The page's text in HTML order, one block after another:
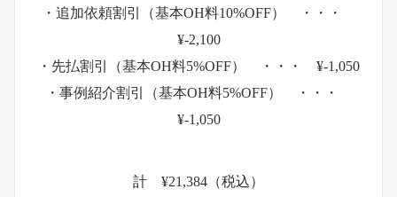
・追加依頼割引（基本OH料10%OFF） ・・・
¥-2,100
・先払割引（基本OH料5%OFF） ・・・ ¥-1,050
・事例紹介割引（基本OH料5%OFF） ・・・
¥-1,050
計 ¥21,384（税込）